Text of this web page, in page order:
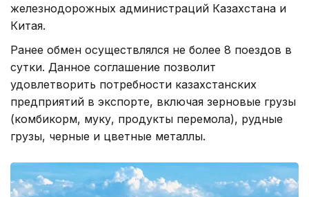
железнодорожных администраций Казахстана и
Китая.
Ранее обмен осуществлялся не более 8 поездов в
сутки. Данное соглашение позволит
удовлетворить потребности казахстанских
предприятий в экспорте, включая зерновые грузы
(комбикорм, муку, продукты перемола), рудные
грузы, черные и цветные металлы.